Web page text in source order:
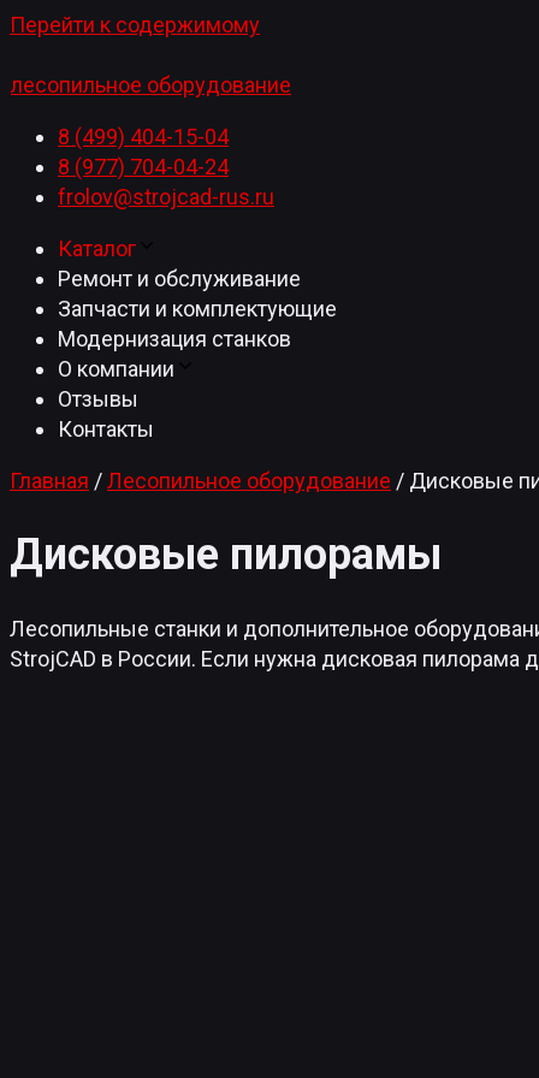
Перейти к содержимому
лесопильное оборудование
8 (499) 404-15-04
8 (977) 704-04-24
frolov@strojcad-rus.ru
Каталог
Ремонт и обслуживание
Запчасти и комплектующие
Модернизация станков
О компании
Отзывы
Контакты
Главная /Лесопильное оборудование / Дисковые
Дисковые пилорамы
Лесопильные станки и дополнительное
StrojCAD в России. Если нужна дисковая пилорама